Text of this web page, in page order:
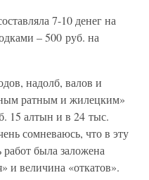
7-10 денег на
– 500 руб. на
надолб, валов и
ратным и жилецким»
15 алтын и в 24 тыс.
сомневаюсь, что в эту
была заложена
и величина «откатов».